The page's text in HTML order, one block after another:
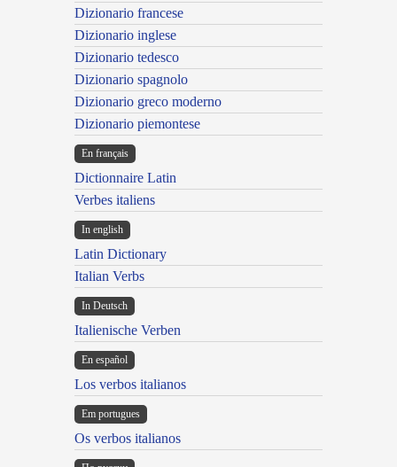
Dizionario francese
Dizionario inglese
Dizionario tedesco
Dizionario spagnolo
Dizionario greco moderno
Dizionario piemontese
En français
Dictionnaire Latin
Verbes italiens
In english
Latin Dictionary
Italian Verbs
In Deutsch
Italienische Verben
En español
Los verbos italianos
Em portugues
Os verbos italianos